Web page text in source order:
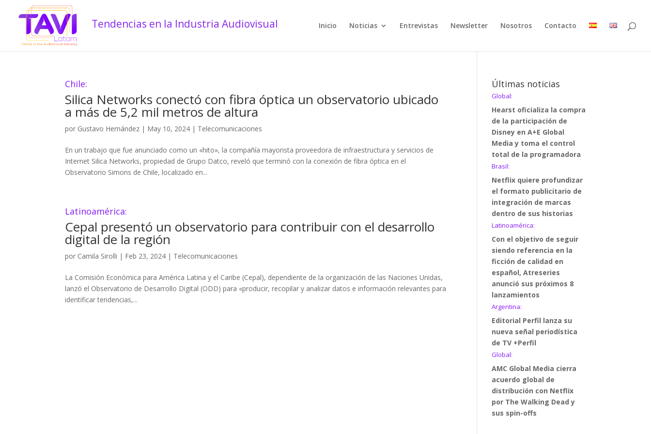
Inicio Noticias Entrevistas Newsletter Nosotros Contacto
Chile:
Silica Networks conectó con fibra óptica un observatorio ubicado
a más de 5,2 mil metros de altura
por Gustavo Hernández | May 10, 2024 | Telecomunicaciones
En un trabajo que fue anunciado como un «hito», la compañía mayorista proveedora de infraestructura y servicios de
Internet Silica Networks, propiedad de Grupo Datco, reveló que terminó con la conexión de fibra óptica en el
Observatorio Simons de Chile, localizado en...
Latinoamérica:
Cepal presentó un observatorio para contribuir con el desarrollo
digital de la región
por Camila Sirolli | Feb 23, 2024 | Telecomunicaciones
La Comisión Económica para América Latina y el Caribe (Cepal), dependiente de la organización de las Naciones Unidas,
lanzó el Observatorio de Desarrollo Digital (ODD) para «producir, recopilar y analizar datos e información relevantes para
identificar tendencias,...
Últimas noticias
Global:
Hearst oficializa la compra
de la participación de
Disney en A+E Global
Media y toma el control
total de la programadora
Brasil:
Netflix quiere profundizar
el formato publicitario de
integración de marcas
dentro de sus historias
Latinoamérica:
Con el objetivo de seguir
siendo referencia en la
ficción de calidad en
español, Atreseries
anunció sus próximos 8
lanzamientos
Argentina:
Editorial Perfil lanza su
nueva señal periodística
de TV +Perfil
Global:
AMC Global Media cierra
acuerdo global de
distribución con Netflix
por The Walking Dead y
sus spin-offs